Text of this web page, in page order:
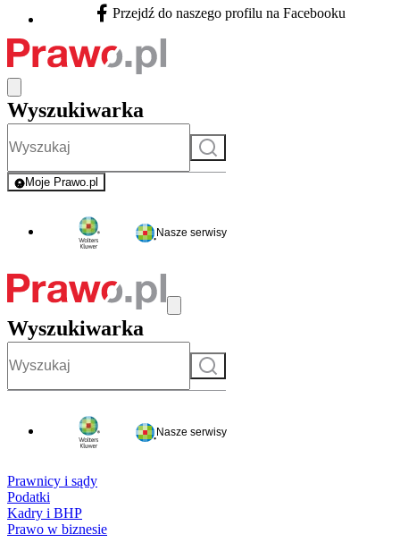
Facebook - otwiera się w nowej karcie
Przejdź do naszego profilu na Facebooku
Wyszukiwarka
Szukaj
Moje Prawo.pl
- rejestracja i logowanie do serwisu
Nasze serwisy
Wyszukiwarka
Szukaj
Nasze serwisy
Prawnicy i sądy
Podatki
Kadry i BHP
Prawo w biznesie